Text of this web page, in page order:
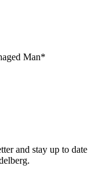
Man*
and stay up to date